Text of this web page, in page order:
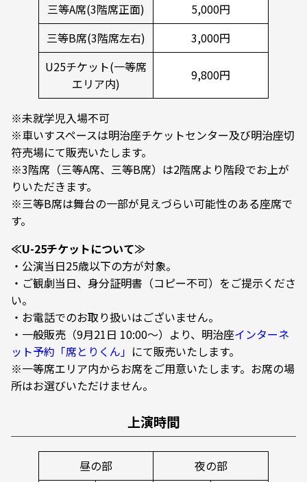
三等A席(3階席正面)
5,000円
三等B席(3階席左右)
3,000円
U25チケット(一等席
エリア内)
9,800円
※未就学児入場不可
※車いすスペースは明治座チケットセンター及び明治座切
符売場にて販売いたします。
※3階席（三等A席、三等B席）は2階席より階段でお上が
りいただきます。
※三等B席は舞台の一部が見えづらい可能性のある座席で
す。
≪U-25チケットについて≫
・公演当日25歳以下の方が対象。
・ご観劇当日、身分証明書（コピー不可）をご提示くださ
い。
・お電話でのお取り扱いはございません。
・一般販売（9月21日 10:00～）より、明治座インターネ
ット予約「席とりくん」 にて販売いたします。
※一等席エリア内からお席をご用意いたします。お席の場
所はお選びいただけません。
上演時間
昼の部
夜の部